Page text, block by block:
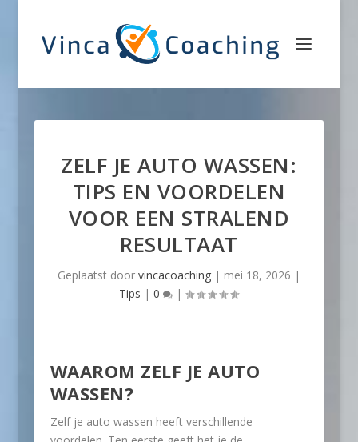
ZELF JE AUTO WASSEN:
TIPS EN VOORDELEN
VOOR EEN STRALEND
RESULTAAT
Geplaatst door vincacoaching| mei 18, 2026 |
Tips |0 |
WAAROM ZELF JE AUTO
WASSEN?
Zelf je auto wassen heeft verschillende